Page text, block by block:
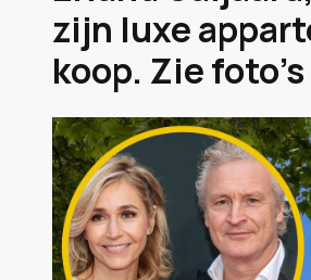
zijn luxe
koop. Zie foto’s